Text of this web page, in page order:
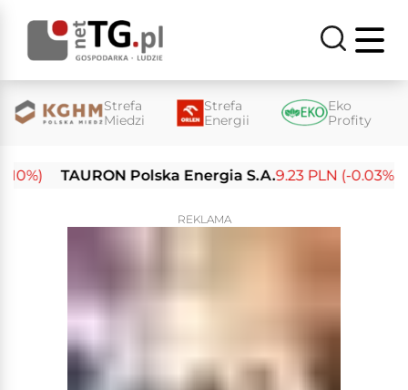
Strefa
Miedzi
Strefa
Energii
Eko
Profity
TAURON Polska Energia S.A. 9.23 PLN (-0.03%)
REKLAMA